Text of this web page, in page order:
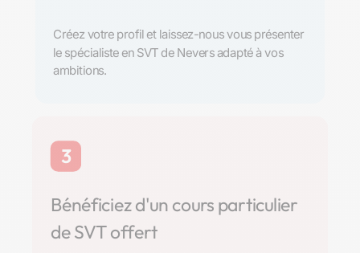
Créez votre profil et laissez-nous vous présenter
le spécialiste en SVT de Nevers adapté à vos
ambitions.
3
Bénéficiez d'un cours particulier
de SVT offert